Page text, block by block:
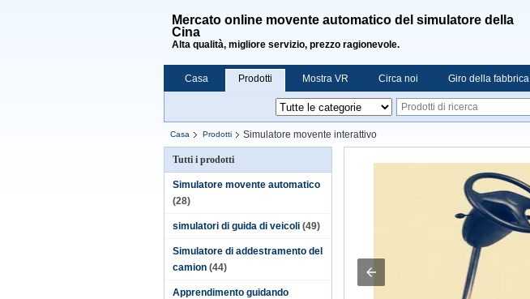
Mercato online movente automatico del simulatore della
Cina
Alta qualità, migliore servizio, prezzo ragionevole.
Casa Prodotti Mostra VR Circa noi Giro della fabbrica
Casa Prodotti Simulatore movente interattivo
Tutti i prodotti
Simulatore movente automatico
(28)
simulatori di guida di veicoli (49)
Simulatore di addestramento del
camion (44)
Apprendimento guidando